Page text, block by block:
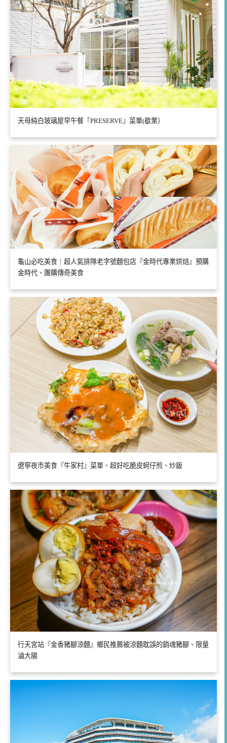
天母純白玻璃屋早午餐『PRESERVE』菜單(歇業）
龜山必吃美食｜超人氣排隊老字號麵包店『金時代專業烘焙』預購
金時代、團購傳奇美食
遼寧夜市美食『牛家村』菜單、超好吃脆皮蚵仔煎、炒飯
行天宮站『金香豬腳涼麵』鄉民推薦被涼麵耽誤的銷魂豬腳、限量
滷大腸